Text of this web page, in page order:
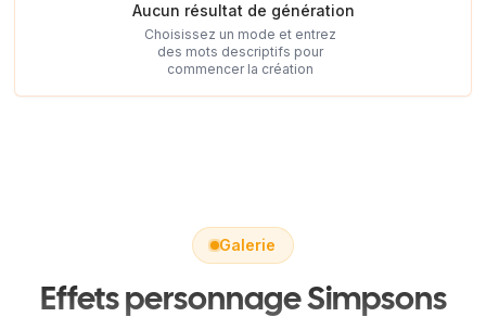
Aucun résultat de génération
Choisissez un mode et entrez
des mots descriptifs pour
commencer la création
Galerie
Effets personnage Simpsons